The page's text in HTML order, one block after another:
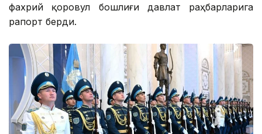
фахрий қоровул бошлиғи давлат раҳбарларига
рапорт берди.